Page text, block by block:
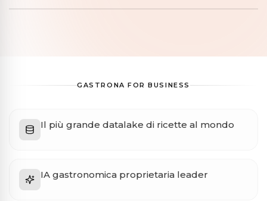
GASTRONA FOR BUSINESS
Il più grande datalake di ricette al mondo
IA gastronomica proprietaria leader